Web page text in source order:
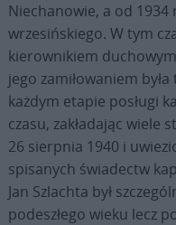
Niechanowie, a od
wrzesińskiego. W tym
kierownikiem
jego zamiłowaniem
każdym etapie posługi
czasu, zakładając wiele
26 sierpnia 1940 i
spisanych świadectw
Jan Szlachta był
podeszłego wieku lecz